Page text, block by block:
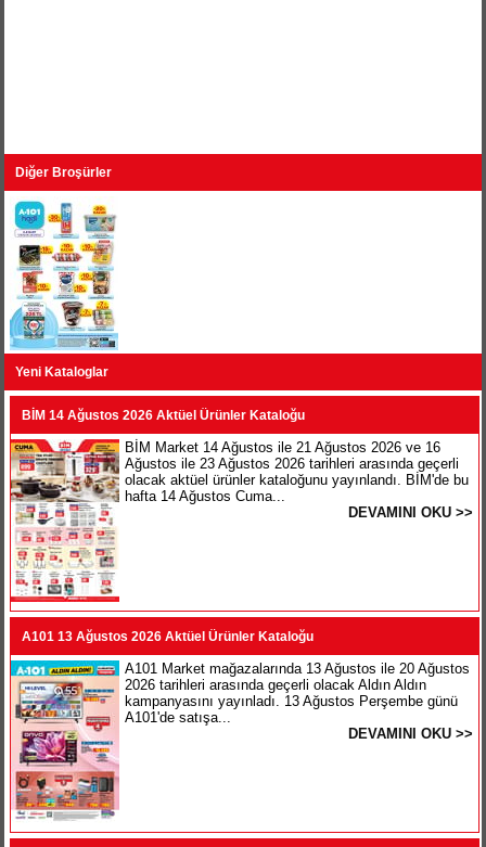
Diğer Broşürler
Yeni Kataloglar
BİM 14 Ağustos 2026 Aktüel Ürünler Kataloğu
BİM Market 14 Ağustos ile 21 Ağustos 2026 ve 16
Ağustos ile 23 Ağustos 2026 tarihleri arasında geçerli
olacak aktüel ürünler kataloğunu yayınlandı. BİM'de bu
hafta 14 Ağustos Cuma...
DEVAMINI OKU >>
A101 13 Ağustos 2026 Aktüel Ürünler Kataloğu
A101 Market mağazalarında 13 Ağustos ile 20 Ağustos
2026 tarihleri arasında geçerli olacak Aldın Aldın
kampanyasını yayınladı. 13 Ağustos Perşembe günü
A101'de satışa...
DEVAMINI OKU >>